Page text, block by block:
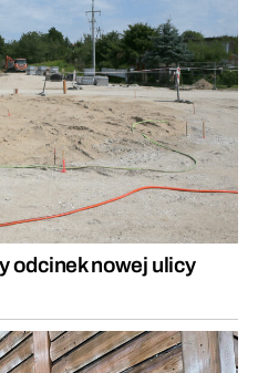
odcinek nowej ulicy